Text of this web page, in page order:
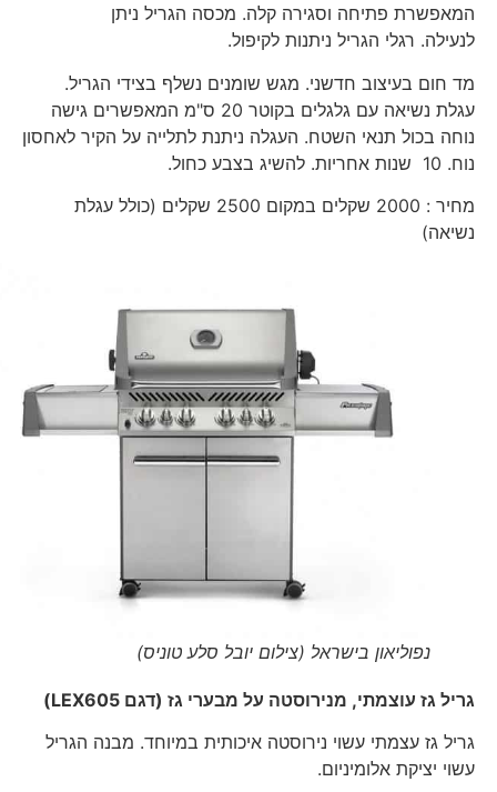
המאפשרת פתיחה וסגירה קלה. מכסה הגריל ניתן
לנעילה. רגלי הגריל ניתנות לקיפול.
מד חום בעיצוב חדשני. מגש שומנים נשלף בצידי הגריל.
עגלת נשיאה עם גלגלים בקוטר 20 ס"מ המאפשרים גישה
נוחה בכול תנאי השטח. העגלה ניתנת לתלייה על הקיר לאחסון
נוח. 10 שנות אחריות. להשיג בצבע כחול.
מחיר : 2000 שקלים במקום 2500 שקלים (כולל עגלת
נשיאה)
נפוליאון בישראל (צילום יובל סלע טוניס)
גריל גז עוצמתי, מנירוסטה על מבערי גז (דגםLEX605
)
גריל גז עצמתי עשוי נירוסטה איכותית במיוחד. מבנה הגריל
עשוי יציקת אלומיניום.